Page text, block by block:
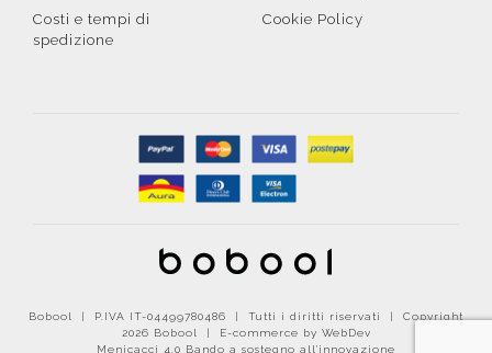
Costi e tempi di
spedizione
Cookie Policy
Bobool | P.IVA IT-04499780486 | Tutti i diritti riservati | Copyright
2026 Bobool |
E-commerce by WebDev
Menicacci 4.0 Bando a sostegno all'innovazione